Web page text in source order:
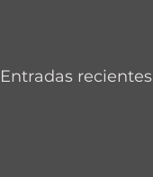
Entradas recientes